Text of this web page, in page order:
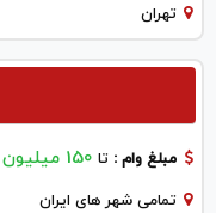
تهران
مبلغ وام : تا 150 میلیون
تمامی شهر های ایران